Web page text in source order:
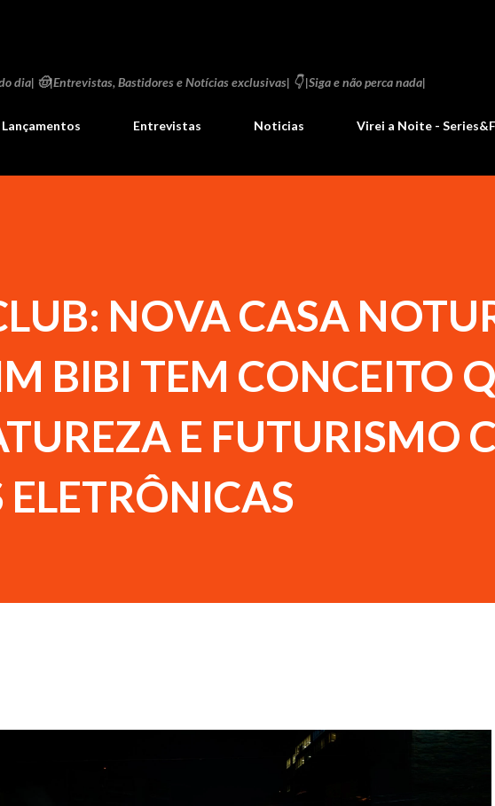
dia| 🤠|Entrevistas, Bastidores e Notícias exclusivas| 👇 |Siga e não perca nada|
Lançamentos Entrevistas Noticias Virei a Noite -
NOVA CASA
BIBI TEM CONCEITO
E FUTURISMO
ELETRÔNICAS